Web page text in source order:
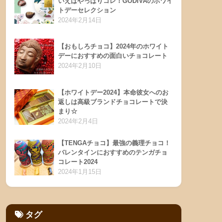
トデーセレクション
2024年2月14日
【おもしろチョコ】2024年のホワイト
デーにおすすめの面白いチョコレート
2024年2月10日
【ホワイトデー2024】本命彼女へのお
返しは高級ブランドチョコレートで決
まり☆
2024年2月4日
【TENGAチョコ】最強の義理チョコ！
バレンタインにおすすめのテンガチョ
コレート2024
2024年1月15日
タグ